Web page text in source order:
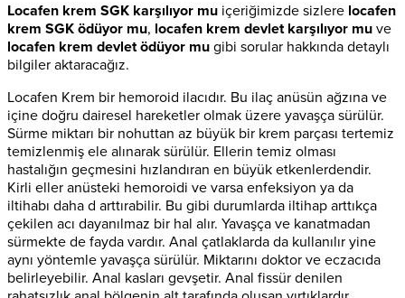
Locafen krem SGK karşılıyor mu içeriğimizde sizlere locafen
krem SGK ödüyor mu, locafen krem devlet karşılıyor mu ve
locafen krem devlet ödüyor mu gibi sorular hakkında detaylı
bilgiler aktaracağız.
Locafen Krem bir hemoroid ilacıdır. Bu ilaç anüsün ağzına ve
içine doğru dairesel hareketler olmak üzere yavaşça sürülür.
Sürme miktarı bir nohuttan az büyük bir krem parçası tertemiz
temizlenmiş ele alınarak sürülür. Ellerin temiz olması
hastalığın geçmesini hızlandıran en büyük etkenlerdendir.
Kirli eller anüsteki hemoroidi ve varsa enfeksiyon ya da
iltihabı daha d arttırabilir. Bu gibi durumlarda iltihap arttıkça
çekilen acı dayanılmaz bir hal alır. Yavaşça ve kanatmadan
sürmekte de fayda vardır. Anal çatlaklarda da kullanılır yine
aynı yöntemle yavaşça sürülür. Miktarını doktor ve eczacıda
belirleyebilir. Anal kasları gevşetir. Anal fissür denilen